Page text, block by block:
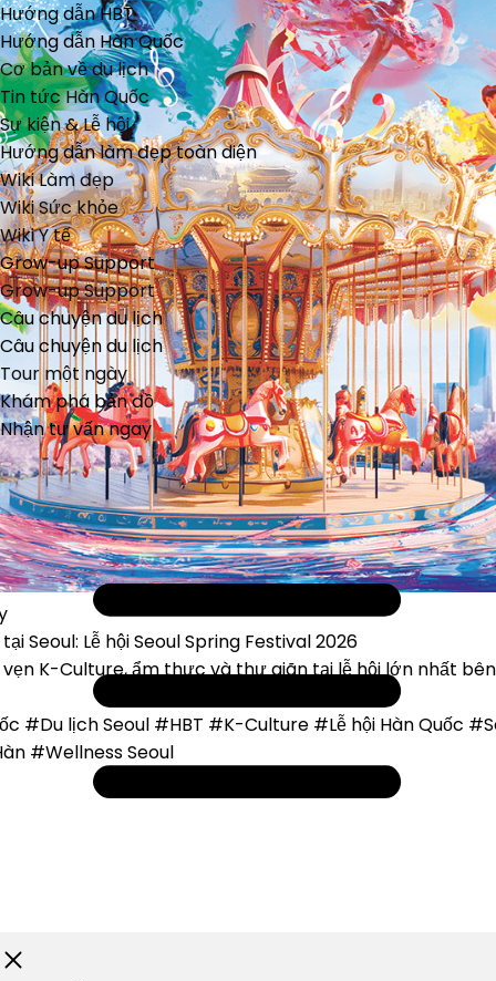
Hướng dẫn HBT
Hướng dẫn Hàn Quốc
Cơ bản về du lịch
Tin tức Hàn Quốc
Sự kiện & Lễ hội
Hướng dẫn làm đẹp toàn diện
Wiki Làm đẹp
Wiki Sức khỏe
Wiki Y tế
Grow-up Support
Grow-up Support
Câu chuyện du lịch
Câu chuyện du lịch
Tour một ngày
Khám phá bản đồ
Nhận tư vấn ngay
Seoul: Lễ hội Seoul Spring Festival 2026
K-Culture, ẩm thực và thư giãn tại lễ hội lớn nhất
#Du lịch Seoul #HBT #K-Culture #Lễ hội Hàn Quốc
#Wellness Seoul